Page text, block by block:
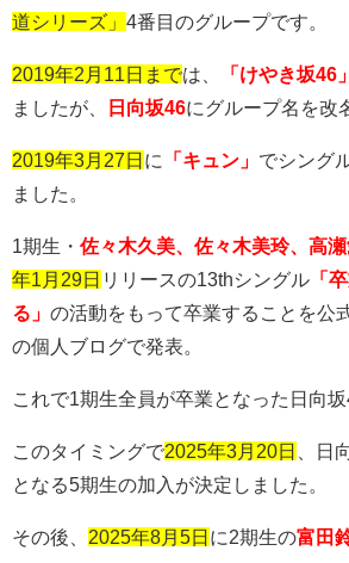
道シリーズ」 4番目のグループです。
2019年2月11日までは、 「けやき坂46」
ましたが、
日向坂46にグループ名を改
2019年3月27日 に 「キュン」 でシング
ました。
1期生・ 佐々木久美、佐々木美玲、高
年1月29日 リリースの13thシングル 「
る」 の活動をもって卒業することを公
の個人ブログで発表。
これで1期生全員が卒業となった日向坂
このタイミングで2025年3月20日 、日
となる5期生の加入が決定しました。
その後、 2025年8月5日 に2期生の富田